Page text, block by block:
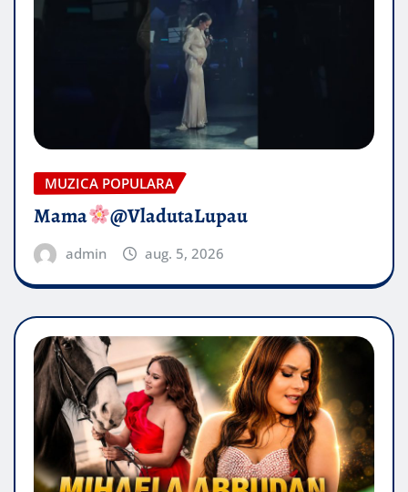
MUZICA POPULARA
Mama @VladutaLupau
admin aug. 5, 2026